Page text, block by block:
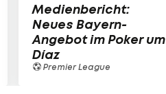
Medienbericht:
Neues Bayern-
Angebot im Poker um
Díaz
Premier League